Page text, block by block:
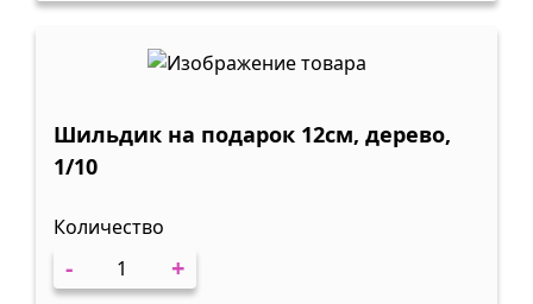
Шильдик на подарок 12см, дерево,
1/10
Количество
- +